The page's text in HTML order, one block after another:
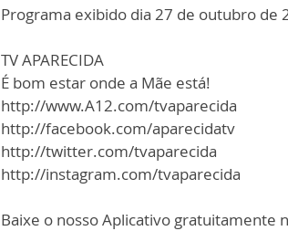
Programa exibido dia 27 de outubro de
TV APARECIDA
É bom estar onde a Mãe está!
http://www.A12.com/tvaparecida
http://facebook.com/aparecidatv
http://twitter.com/tvaparecida
http://instagram.com/tvaparecida
Baixe o nosso Aplicativo gratuitamente